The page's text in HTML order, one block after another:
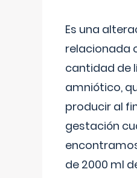
Es una
relacionada
cantidad de
amniótico,
producir al
gestación
de 2000 ml